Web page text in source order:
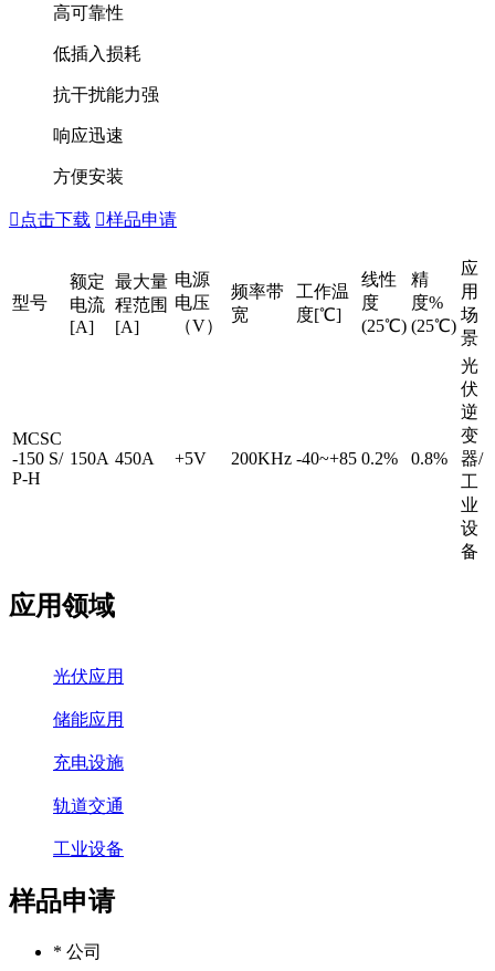
高可靠性
低插入损耗
抗干扰能力强
响应迅速
方便安装
 点击下载 样品申请
型号
额定
电流
[A]
最大量
程范围
[A]
电源
电压
（V）
频率带
宽
工作温
度[℃]
线性
度
(25℃)
精
度%
(25℃)
应
用
场
景
MCSC
-150 S/
P-H
150A 450A +5V 200KHz -40~+85 0.2% 0.8%
光
伏
逆
变
器/
工
业
设
备
应用领域
光伏应用
储能应用
充电设施
轨道交通
工业设备
样品申请
* 公司